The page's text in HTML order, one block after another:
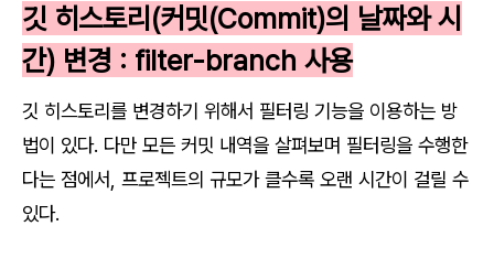
깃 히스토리(커밋(Commit)의 날짜와 시
간) 변경 : filter-branch 사용
깃 히스토리를 변경하기 위해서 필터링 기능을 이용하는 방
법이 있다. 다만 모든 커밋 내역을 살펴보며 필터링을 수행한
다는 점에서, 프로젝트의 규모가 클수록 오랜 시간이 걸릴 수
있다.